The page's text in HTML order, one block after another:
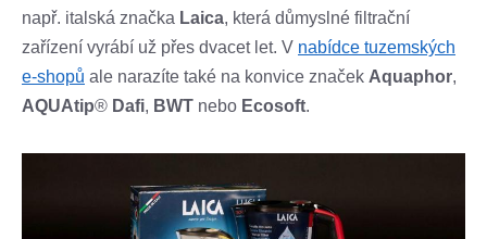
např. italská značka Laica, která důmyslné filtrační
zařízení vyrábí už přes dvacet let. V nabídce tuzemských
e-shopů ale narazíte také na konvice značek Aquaphor,
AQUAtip® Dafi, BWT nebo Ecosoft.